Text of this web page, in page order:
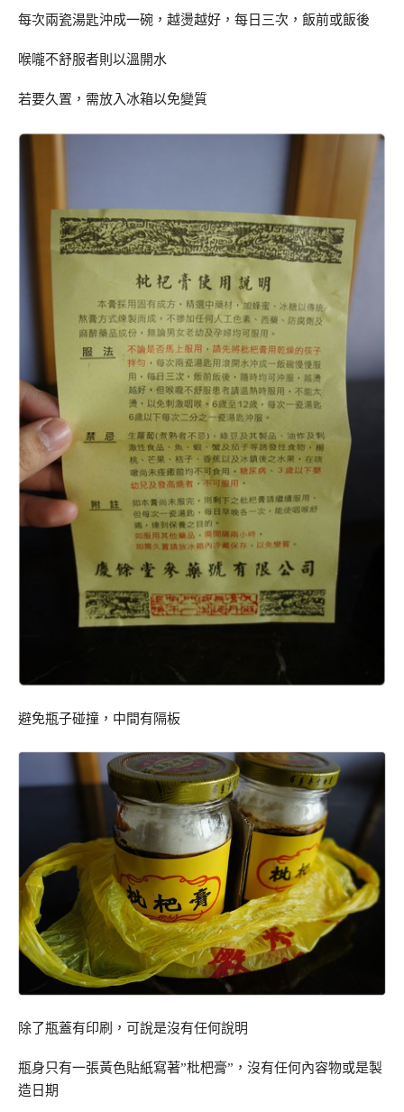
每次兩瓷湯匙沖成一碗，越燙越好，每日三次，飯前或飯後
喉嚨不舒服者則以溫開水
若要久置，需放入冰箱以免變質
避免瓶子碰撞，中間有隔板
除了瓶蓋有印刷，可說是沒有任何說明
瓶身只有一張黃色貼紙寫著”枇杷膏”，沒有任何內容物或是製
造日期